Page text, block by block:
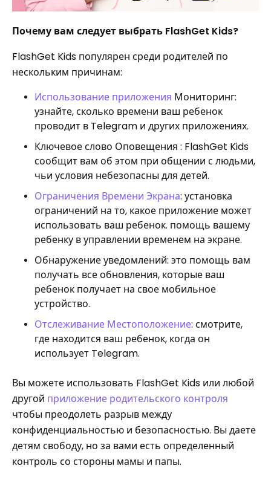
Почему вам следует выбрать FlashGet Kids?
FlashGet Kids популярен среди родителей по
нескольким причинам:
Использование приложения Мониторинг:
узнайте, сколько времени ваш ребенок
проводит в Telegram и других приложениях.
Ключевое слово Оповещения : FlashGet Kids
сообщит вам об этом при общении с людьми,
чьи условия небезопасны для детей.
Ограничения Времени Экрана: установка
ограничений на то, какое приложение может
использовать ваш ребенок. помощь вашему
ребенку в управлении временем на экране.
Обнаружение уведомлений: это помощь вам
получать все обновления, которые ваш
ребенок получает на свое мобильное
устройство.
Отслеживание Местоположение: смотрите,
где находится ваш ребенок, когда он
использует Telegram.
Вы можете использовать FlashGet Kids или любой
другой приложение родительского контроля
чтобы преодолеть разрыв между
конфиденциальностью и безопасностью. Вы даете
детям свободу, но за вами есть определенный
контроль со стороны мамы и папы.